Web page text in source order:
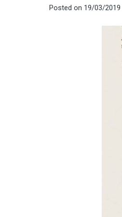
Posted on 19/03/2019